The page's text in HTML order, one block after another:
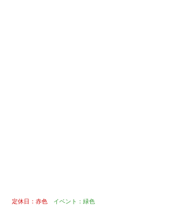
定休日：赤色 イベント：緑色